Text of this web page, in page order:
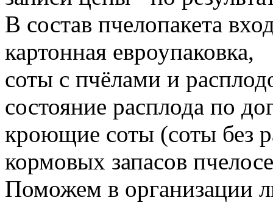
В состав пчелопакета
картонная евроупаковка,
соты с пчёлами и
состояние расплода по
кроющие соты (соты без
кормовых запасов
Поможем в организации